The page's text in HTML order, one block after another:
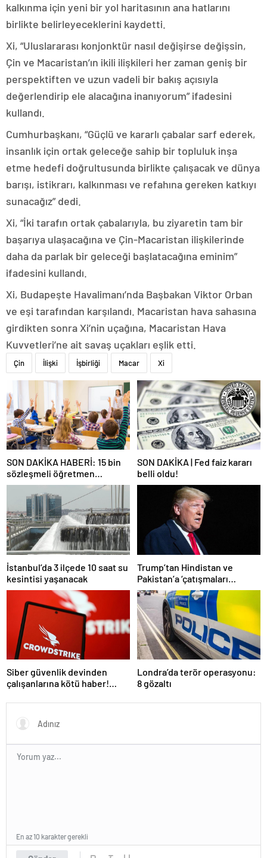
kalkınma için yeni bir yol haritasının ana hatlarını
birlikte belirleyeceklerini kaydetti.
Xi, “Uluslararası konjonktür nasıl değişirse değişsin,
Çin ve Macaristan’ın ikili ilişkileri her zaman geniş bir
perspektiften ve uzun vadeli bir bakış açısıyla
değerlendirip ele alacağına inanıyorum” ifadesini
kullandı.
Cumhurbaşkanı, “Güçlü ve kararlı çabalar sarf ederek,
insanlık için ortak geleceğe sahip bir topluluk inşa
etme hedefi doğrultusunda birlikte çalışacak ve dünya
barışı, istikrarı, kalkınması ve refahına gereken katkıyı
sunacağız” dedi.
Xi, “İki tarafın ortak çabalarıyla, bu ziyaretin tam bir
başarıya ulaşacağına ve Çin-Macaristan ilişkilerinde
daha da parlak bir geleceği başlatacağına eminim”
ifadesini kullandı.
Xi, Budapeşte Havalimanı’nda Başbakan Viktor Orban
ve eşi tarafından karşılandı. Macaristan hava sahasına
girdikten sonra Xi’nin uçağına, Macaristan Hava
Kuvvetleri’ne ait savaş uçakları eşlik etti.
Çin İlişki İşbirliği Macar Xi
SON DAKİKA HABERİ: 15 bin
sözleşmeli öğretmen
atamasında sözlü sınava hak
kazanan adaylar açıklandı
SON DAKİKA | Fed faiz kararı
belli oldu!
İstanbul’da 3 ilçede 10 saat su
kesintisi yaşanacak
Trump’tan Hindistan ve
Pakistan’a ‘çatışmaları
durdurun’ çağrısı
Siber güvenlik devinden
çalışanlarına kötü haber!
Londra’da terör operasyonu:
8 gözaltı
En az 10 karakter gerekli